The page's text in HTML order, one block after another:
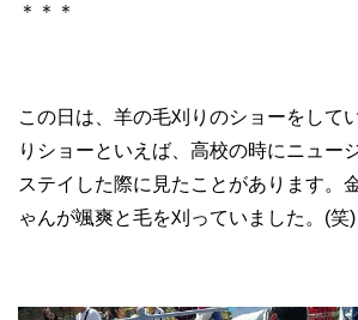
＊＊＊
この日は、羊の毛刈りのショーをして
りショーといえば、高校の時にニュー
ステイした際に見たことがあります。
ゃんが颯爽と毛を刈っていました。(笑)